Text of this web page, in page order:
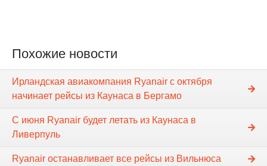
Похожие новости
Ирландская авиакомпания Ryanair с октября
начинает рейсы из Каунаса в Бергамо
C июня Ryanair будет летать из Каунаса в
Ливерпуль
Ryanair останавливает все рейсы из Вильнюса